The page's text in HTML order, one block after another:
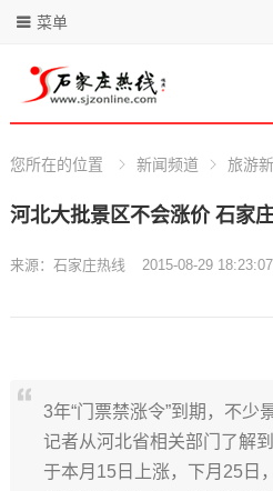
菜单
您所在的位置 新闻频道 旅游
河北大批景区不会涨价 石家
来源： 石家庄热线 2015-08-29 18:23:07
3年“门票禁涨令”到期，不少
记者从河北省相关部门了解
于本月15日上涨，下月25日